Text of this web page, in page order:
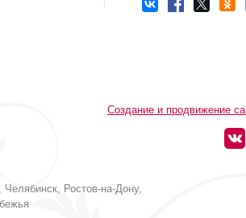
Создание и продвижение
Ростов-на-Дону,